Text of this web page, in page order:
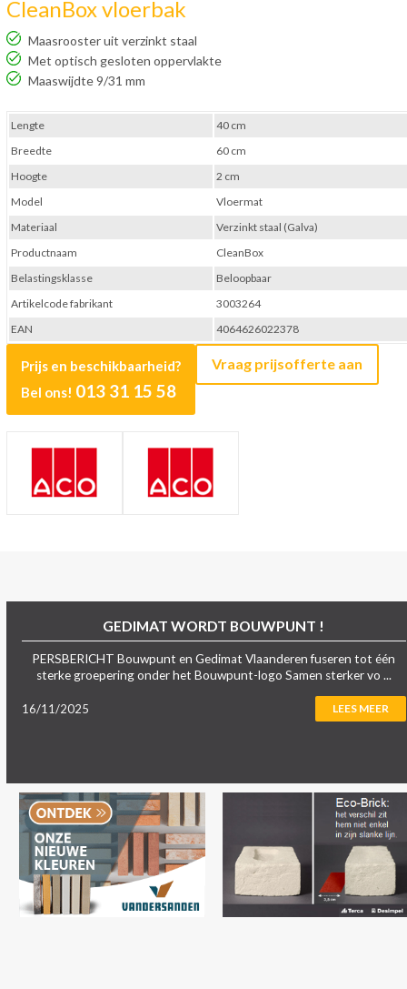
CleanBox vloerbak
Maasrooster uit verzinkt staal
Met optisch gesloten oppervlakte
Maaswijdte 9/31 mm
Prijs en beschikbaarheid?
Bel ons! 013 31 15 58
Vraag prijsofferte aan
Lengte
40 cm
Breedte
60 cm
Hoogte
2 cm
Model
Vloermat
Materiaal
Verzinkt staal (Galva)
Productnaam
CleanBox
Belastingsklasse
Beloopbaar
Artikelcode fabrikant
3003264
EAN
4064626022378
GEDIMAT WORDT BOUWPUNT !
PERSBERICHT Bouwpunt en Gedimat Vlaanderen fuseren tot één
sterke groepering onder het Bouwpunt-logo Samen sterker vo ...
16/11/2025 LEES MEER